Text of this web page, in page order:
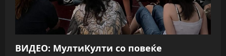
i
o
n
ВИДЕО: МултиКулти со повеќе